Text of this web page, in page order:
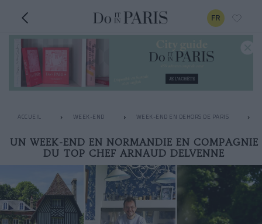
FR
ACCUEIL WEEK-END WEEK-END EN DEHORS DE PARIS
UN WEEK-END EN NORMANDIE EN COMPAGNIE
DU TOP CHEF ARNAUD DELVENNE